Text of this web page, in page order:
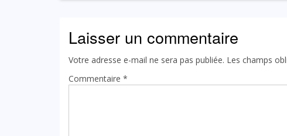
Laisser un commentaire
Votre adresse e-mail ne sera pas publiée. Les champs
Commentaire *